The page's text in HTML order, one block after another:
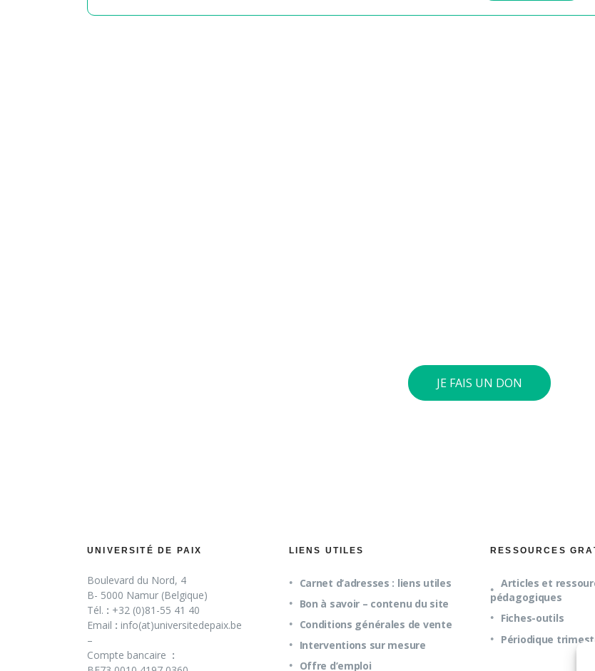
JE FAIS UN DON
UNIVERSITÉ DE PAIX
Boulevard du Nord, 4
B- 5000 Namur (Belgique)
Tél. : +32 (0)81-55 41 40
Email : info(at)universitedepaix.be
–
Compte bancaire :
LIENS UTILES
Carnet d’adresses : liens utiles
Bon à savoir – contenu du site
Conditions générales de vente
Interventions sur mesure
Offre d’emploi
RESSOURCES
Articles et
pédagogiques
Fiches-outils
Périodique